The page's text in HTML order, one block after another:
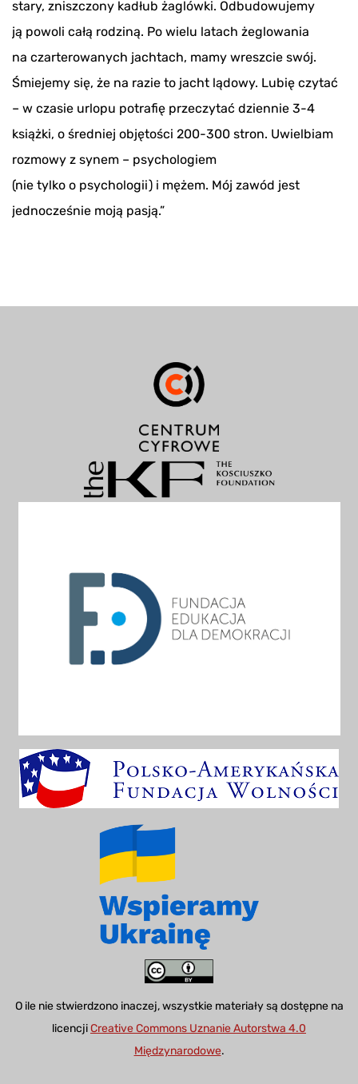
stary, zniszczony kadłub żaglówki. Odbudowujemy
ją powoli całą rodziną. Po wielu latach żeglowania
na czarterowanych jachtach, mamy wreszcie swój.
Śmiejemy się, że na razie to jacht lądowy. Lubię czytać
– w czasie urlopu potrafię przeczytać dziennie 3-4
książki, o średniej objętości 200-300 stron. Uwielbiam
rozmowy z synem – psychologiem
(nie tylko o psychologii) i mężem. Mój zawód jest
jednocześnie moją pasją.”
O ile nie stwierdzono inaczej, wszystkie materiały są dostępne na
licencjiCreative Commons Uznanie Autorstwa 4.0
Międzynarodowe.